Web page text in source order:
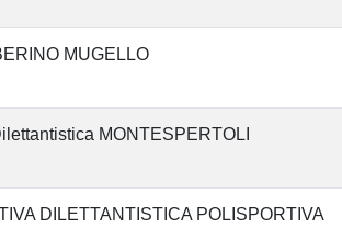
MUGELLO
MONTESPERTOLI
DILETTANTISTICA POLISPORTIVA